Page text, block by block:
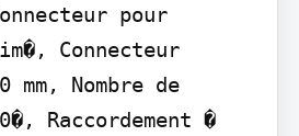
pour
Connecteur
Nombre de
Raccordement �